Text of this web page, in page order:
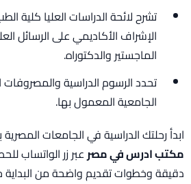
تشرح لائحة الدراسات العليا كلية
الإشراف الأكاديمي على الرسائل
الماجستير والدكتوراه.
تحدد الرسوم الدراسية والمصروفات
الجامعية المعمول بها.
ابدأ رحلتك الدراسية في الجامعات
مكتب ادرس في مصرعبر زر الواتساب
دقيقة وخطوات تقديم واضحة من البداية